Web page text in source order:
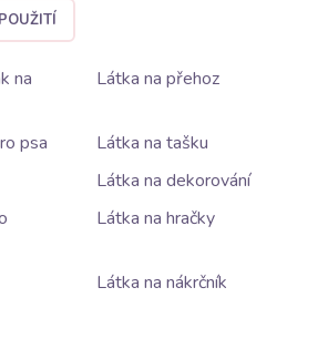
na
Látka na přehoz
psa
Látka na tašku
Látka na dekorování
Látka na hračky
Látka na nákrčník